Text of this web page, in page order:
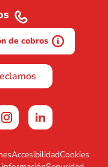
de cobros
AccesibilidadCookies